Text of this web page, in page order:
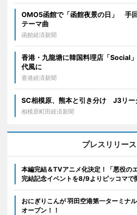
OMO5函館で「函館夜景の日」 手
テーマ曲
函館経済新聞
香港・九龍塘に韓国料理店「Social
代風に
香港経済新聞
SC相模原、熊本と引き分け J3リー
相模原町田経済新聞
プレスリリース
本編完結＆TVアニメ化決定！「悪役の
完結記念イベントを8/9よりピッコマで
おにぎりこんが 羽田空港第一ターミナ
オープン！！